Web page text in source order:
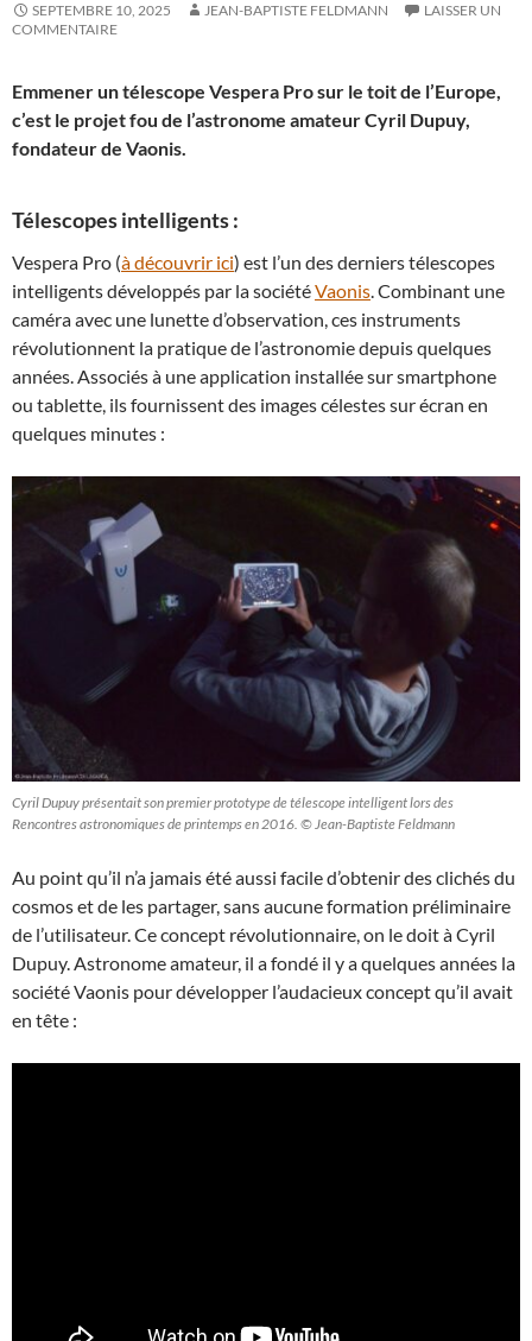
SEPTEMBRE 10, 2025 JEAN-BAPTISTE FELDMANN
LAISSER UN
COMMENTAIRE
Emmener un télescope Vespera Pro sur le toit de l’Europe,
c’est le projet fou de l’astronome amateur Cyril Dupuy,
fondateur de Vaonis.
Télescopes intelligents :
Vespera Pro (à découvrir ici) est l’un des derniers télescopes
intelligents développés par la sociétéVaonis. Combinant une
caméra avec une lunette d’observation, ces instruments
révolutionnent la pratique de l’astronomie depuis quelques
années. Associés à une application installée sur smartphone
ou tablette, ils fournissent des images célestes sur écran en
quelques minutes :
Cyril Dupuy présentait son premier prototype de télescope intelligent lors des
Rencontres astronomiques de printemps en 2016. © Jean-Baptiste Feldmann
Au point qu’il n’a jamais été aussi facile d’obtenir des clichés du
cosmos et de les partager, sans aucune formation préliminaire
de l’utilisateur. Ce concept révolutionnaire, on le doit à Cyril
Dupuy. Astronome amateur, il a fondé il y a quelques années la
société Vaonis pour développer l’audacieux concept qu’il avait
en tête :